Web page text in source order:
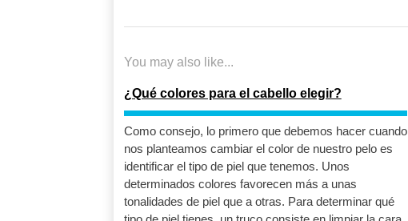
You may also like...
¿Qué colores para el cabello elegir?
Como consejo, lo primero que debemos hacer cuando
nos planteamos cambiar el color de nuestro pelo es
identificar el tipo de piel que tenemos. Unos
determinados colores favorecen más a unas
tonalidades de piel que a otras. Para determinar qué